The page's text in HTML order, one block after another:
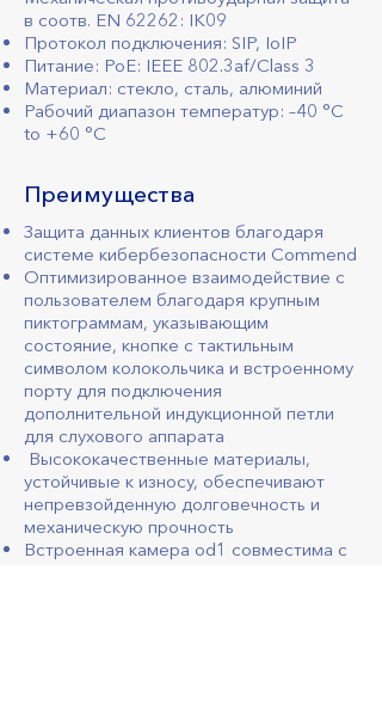
в соотв. EN 62262: IK09
Протокол подключения: SIP, IoIP
Питание: PoE: IEEE 802.3af/Class 3
Материал: стекло, сталь, алюминий
Рабочий диапазон температур: –40 °C
to +60 °C
Преимущества
Защита данных клиентов благодаря
системе кибербезопасности Commend
Оптимизированное взаимодействие с
пользователем благодаря крупным
пиктограммам, указывающим
состояние, кнопке с тактильным
символом колокольчика и встроенному
порту для подключения
дополнительной индукционной петли
для слухового аппарата
Высококачественные материалы,
устойчивые к износу, обеспечивают
непревзойденную долговечность и
механическую прочность
Встроенная камера od1 совместима с